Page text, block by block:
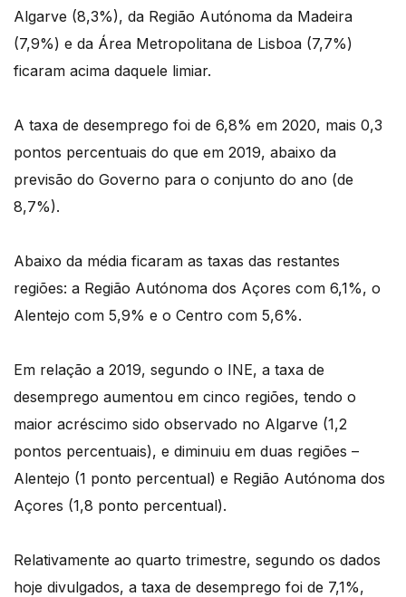
Algarve (8,3%), da Região Autónoma da Madeira
(7,9%) e da Área Metropolitana de Lisboa (7,7%)
ficaram acima daquele limiar.
A taxa de desemprego foi de 6,8% em 2020, mais 0,3
pontos percentuais do que em 2019, abaixo da
previsão do Governo para o conjunto do ano (de
8,7%).
Abaixo da média ficaram as taxas das restantes
regiões: a Região Autónoma dos Açores com 6,1%, o
Alentejo com 5,9% e o Centro com 5,6%.
Em relação a 2019, segundo o INE, a taxa de
desemprego aumentou em cinco regiões, tendo o
maior acréscimo sido observado no Algarve (1,2
pontos percentuais), e diminuiu em duas regiões –
Alentejo (1 ponto percentual) e Região Autónoma dos
Açores (1,8 ponto percentual).
Relativamente ao quarto trimestre, segundo os dados
hoje divulgados, a taxa de desemprego foi de 7,1%,